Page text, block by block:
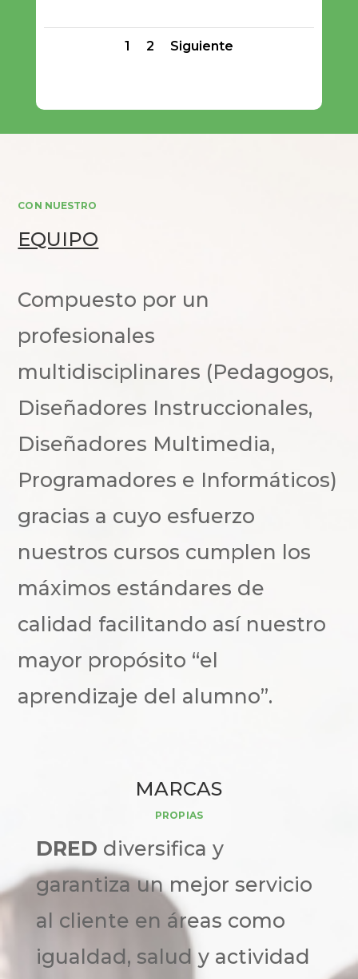
1 2 Siguiente
CON NUESTRO
EQUIPO
Compuesto por un
profesionales
multidisciplinares (Pedagogos,
Diseñadores Instruccionales,
Diseñadores Multimedia,
Programadores e Informáticos)
gracias a cuyo esfuerzo
nuestros cursos cumplen los
máximos estándares de
calidad facilitando así nuestro
mayor propósito “el
aprendizaje del alumno”.
MARCAS
PROPIAS
DRED diversifica y
garantiza un mejor servicio
al cliente en áreas como
igualdad, salud y actividad